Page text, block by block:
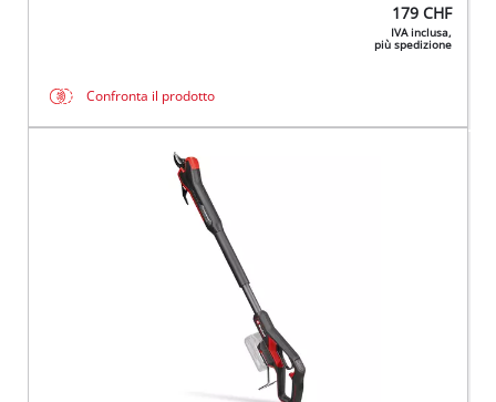
179 CHF
IVA inclusa,
più spedizione
Confronta il prodotto